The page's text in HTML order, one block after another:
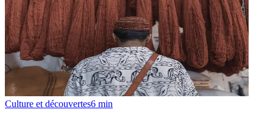
Culture et découvertes6 min